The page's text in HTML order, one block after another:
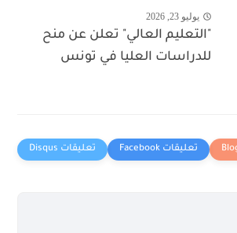
يوليو 23, 2026
"التعليم العالي" تعلن عن منح
للدراسات العليا في تونس